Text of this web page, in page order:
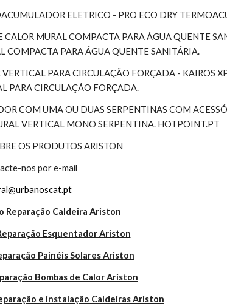
ELETRICO - PRO ECO DRY
MURAL COMPACTA PARA ÁGUA QUENTE
COMPACTA PARA ÁGUA QUENTE SANITÁRIA.
PARA CIRCULAÇÃO FORÇADA - KAIROS
PARA CIRCULAÇÃO FORÇADA.
COM UMA OU DUAS SERPENTINAS COM
VERTICAL MONO SERPENTINA. HOTPOINT.PT
OS PRODUTOS ARISTON
nos por e-mail
Reparação Caldeira Ariston
Esquentador Ariston
Painéis Solares Ariston
Bombas de Calor Ariston
e instalação Caldeiras Ariston